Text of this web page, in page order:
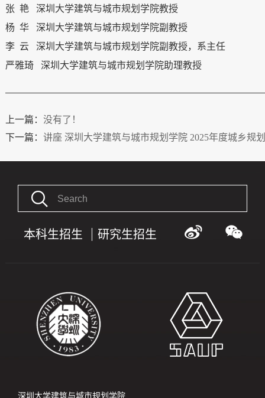
张 艳 深圳大学建筑与城市规划学院教授
杨 华 深圳大学建筑与城市规划学院副教授
李 云 深圳大学建筑与城市规划学院副教授，系主任
严雅琦 深圳大学建筑与城市规划学院助理教授
上一篇： 没有了！
下一篇： 讲座 深圳大学建筑与城市规划学院 2025年度城乡规
本科生招生 研究生招生
深圳大学建筑与城市规划学院